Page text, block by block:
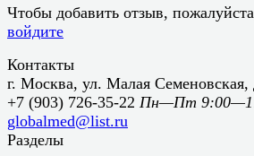
Чтобы добавить отзыв,
войдите
Контакты
г. Москва, ул. Малая Семеновская,
+7 (903) 726-35-22 Пн—Пт
globalmed@list.ru
Разделы